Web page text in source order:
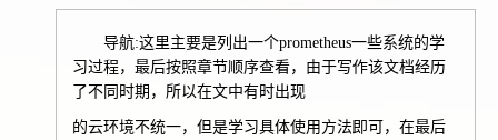
导航:这里主要是列出一个prometheus一些系统的学
习过程，最后按照章节顺序查看，由于写作该文档经历
了不同时期，所以在文中有时出现
的云环境不统一，但是学习具体使用方法即可，在最后